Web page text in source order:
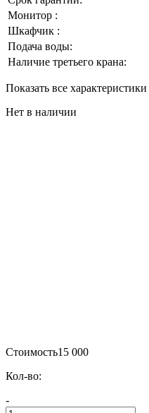
Монитор :
Шкафчик :
Подача воды:
Наличие третьего крана:
Показать все характеристики
Нет в наличии
Стоимость15 000
Кол-во:
-